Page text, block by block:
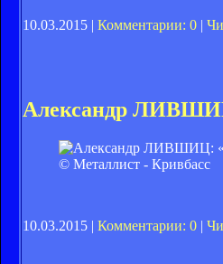
10.03.2015 | Комментарии: 0 |
Александр
© Металлист - Кривбасс
10.03.2015 | Комментарии: 0 |